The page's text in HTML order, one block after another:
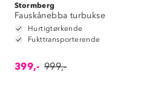
Stormberg
Fauskånebba turbukse
Hurtigtørkende
Fukttransporterende
399,- 999,-